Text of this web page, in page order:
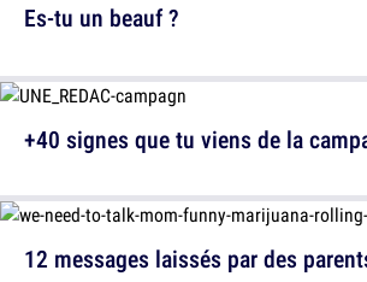
12 messages laissés par des
Es-tu un beauf ?
+40 signes que tu viens de la